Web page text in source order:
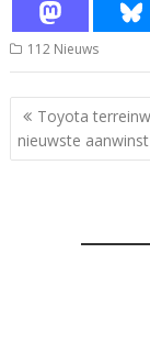
112 Nieuws
Bericht
navigatie
Toyota
nieuwste